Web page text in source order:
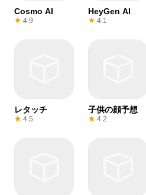
Cosmo AI
4.9
HeyGen AI
4.1
レタッチ
4.5
子供の顔予想
4.2